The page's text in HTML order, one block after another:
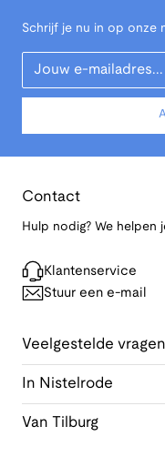
Schrijf je nu in op onze
Your Email
Contact
Hulp nodig? We helpen
Klantenservice
Stuur een e-mail
Veelgestelde vragen
In Nistelrode
Van Tilburg